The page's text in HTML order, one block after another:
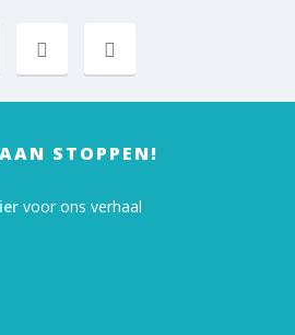
STOPPEN!
voor ons verhaal